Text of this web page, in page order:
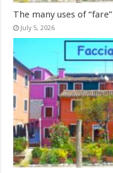
The many uses of “fare”
July 5, 2026